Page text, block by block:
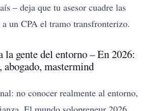
– deja que tu asesor cuadre las
un CPA el tramo transfronterizo.
la gente del entorno – En 2026:
abogado, mastermind
no conocer realmente al entorno,